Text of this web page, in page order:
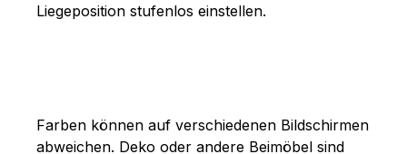
Liegeposition stufenlos einstellen.
Farben können auf verschiedenen Bildschirmen
abweichen. Deko oder andere Beimöbel sind